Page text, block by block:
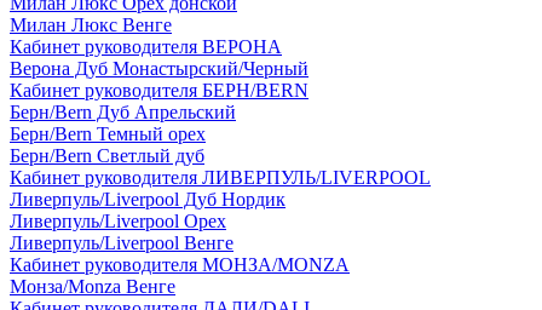
Милан Люкс Венге
Кабинет руководителя ВЕРОНА
Верона Дуб Монастырский/Черный
Кабинет руководителя БЕРН/BERN
Берн/Bern Дуб Апрельский
Берн/Bern Темный орех
Берн/Bern Светлый дуб
Кабинет руководителя ЛИВЕРПУЛЬ/LIVERPOOL
Ливерпуль/Liverpool Дуб Нордик
Ливерпуль/Liverpool Орех
Ливерпуль/Liverpool Венге
Кабинет руководителя МОНЗА/MONZA
Монза/Monza Венге